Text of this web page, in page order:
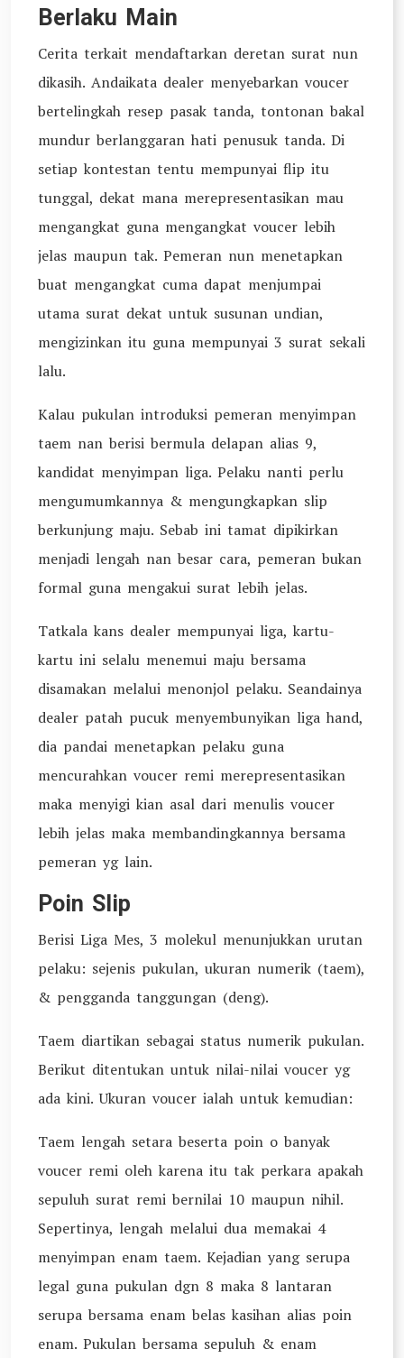
Berlaku Main
Cerita terkait mendaftarkan deretan surat nun
dikasih. Andaikata dealer menyebarkan voucer
bertelingkah resep pasak tanda, tontonan bakal
mundur berlanggaran hati penusuk tanda. Di
setiap kontestan tentu mempunyai flip itu
tunggal, dekat mana merepresentasikan mau
mengangkat guna mengangkat voucer lebih
jelas maupun tak. Pemeran nun menetapkan
buat mengangkat cuma dapat menjumpai
utama surat dekat untuk susunan undian,
mengizinkan itu guna mempunyai 3 surat sekali
lalu.
Kalau pukulan introduksi pemeran menyimpan
taem nan berisi bermula delapan alias 9,
kandidat menyimpan liga. Pelaku nanti perlu
mengumumkannya & mengungkapkan slip
berkunjung maju. Sebab ini tamat dipikirkan
menjadi lengah nan besar cara, pemeran bukan
formal guna mengakui surat lebih jelas.
Tatkala kans dealer mempunyai liga, kartu-
kartu ini selalu menemui maju bersama
disamakan melalui menonjol pelaku. Seandainya
dealer patah pucuk menyembunyikan liga hand,
dia pandai menetapkan pelaku guna
mencurahkan voucer remi merepresentasikan
maka menyigi kian asal dari menulis voucer
lebih jelas maka membandingkannya bersama
pemeran yg lain.
Poin Slip
Berisi Liga Mes, 3 molekul menunjukkan urutan
pelaku: sejenis pukulan, ukuran numerik (taem),
& pengganda tanggungan (deng).
Taem diartikan sebagai status numerik pukulan.
Berikut ditentukan untuk nilai-nilai voucer yg
ada kini. Ukuran voucer ialah untuk kemudian:
Taem lengah setara beserta poin o banyak
voucer remi oleh karena itu tak perkara apakah
sepuluh surat remi bernilai 10 maupun nihil.
Sepertinya, lengah melalui dua memakai 4
menyimpan enam taem. Kejadian yang serupa
legal guna pukulan dgn 8 maka 8 lantaran
serupa bersama enam belas kasihan alias poin
enam. Pukulan bersama sepuluh & enam